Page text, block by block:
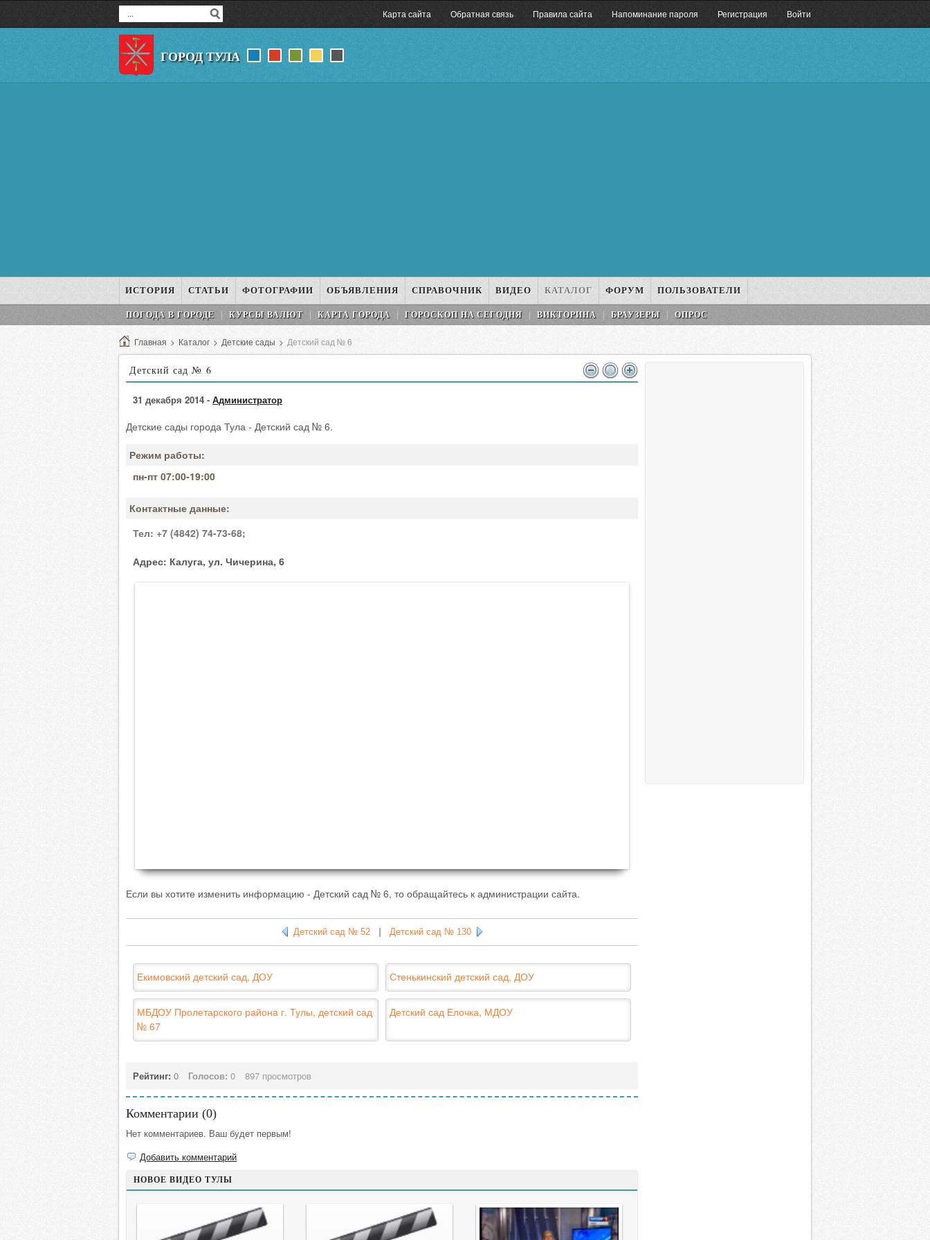
Карта сайта Обратная связь Правила сайта Напоминание пароля Регистрация Войти
ГОРОД ТУЛА
ИСТОРИЯ СТАТЬИ ФОТОГРАФИИ ОБЪЯВЛЕНИЯ СПРАВОЧНИК ВИДЕО КАТАЛОГ ФОРУМ ПОЛЬЗОВАТЕЛИ
ПОГОДА В ГОРОДЕ КУРСЫ ВАЛЮТ КАРТА ГОРОДА ГОРОСКОП НA СEГОДНЯ ВИКТОРИНА БРАУЗЕРЫ ОПРОС
Главная > Каталог > Детские сады > Детский сад № 6
Детский сад № 6
31 декабря 2014 - Администратор
Детские сады города Тула - Детский сад № 6.
Режим работы:
пн-пт 07:00-19:00
Контактные данные:
Тел: +7 (4842) 74-73-68;
Адрес: Калуга, ул. Чичерина, 6
Если вы хотите изменить информацию - Детский сад № 6, то обращайтесь к администрации сайта.
Детский сад № 52| Детский сад № 130
Екимовский детский сад, ДОУ Стенькинский детский сад, ДОУ
МБДОУ Пролетарского района г. Тулы, детский сад
№ 67
Детский сад Елочка, МДОУ
Рейтинг: 0 Голосов: 0 897 просмотров
Комментарии (0)
Нет комментариев. Ваш будет первым!
Добавить комментарий
НОВОЕ ВИДЕО ТУЛЫ